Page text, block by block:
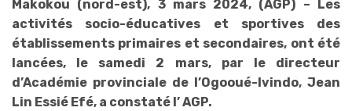
Makokou (nord-est), 3 mars 2024, (AGP) – Les
activités socio-éducatives et sportives des
établissements primaires et secondaires, ont été
lancées, le samedi 2 mars, par le directeur
d’Académie provinciale de l’Ogooué-Ivindo, Jean
Lin Essié Efé, a constaté l’ AGP.